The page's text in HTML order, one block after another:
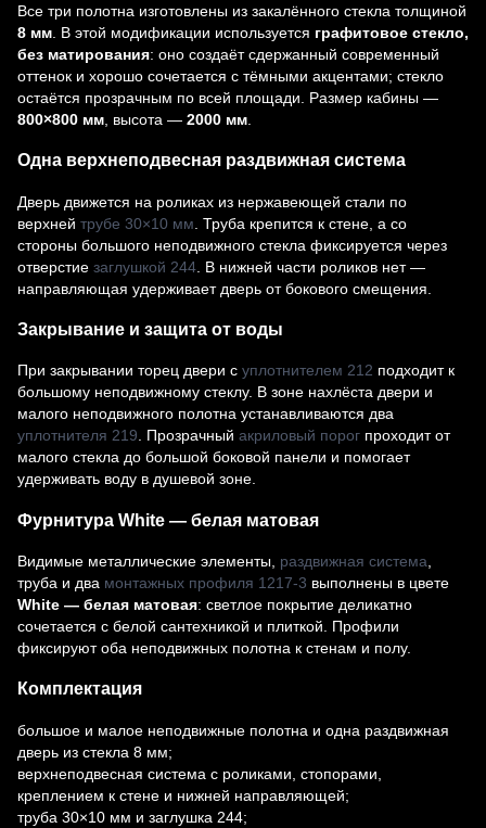
Все три полотна изготовлены из закалённого стекла толщиной
8 мм . В этой модификации используется графитовое стекло,
без матирования: оно создаёт сдержанный современный
оттенок и хорошо сочетается с тёмными акцентами; стекло
остаётся прозрачным по всей площади. Размер кабины —
800×800 мм , высота — 2000 мм
Одна верхнеподвесная раздвижная система
Дверь движется на роликах из нержавеющей стали по
верхней трубе 30×10 мм . Труба крепится к стене, а со
стороны большого неподвижного стекла фиксируется через
отверстие заглушкой 244 . В нижней части роликов нет —
направляющая удерживает дверь от бокового смещения.
Закрывание и защита от воды
При закрывании торец двери с уплотнителем 212 подходит к
большому неподвижному стеклу. В зоне нахлёста двери и
малого неподвижного полотна устанавливаются два
уплотнителя 219. Прозрачный акриловый порог проходит от
малого стекла до большой боковой панели и помогает
удерживать воду в душевой зоне.
Фурнитура White — белая матовая
Видимые металлические элементы, раздвижная система
труба и два монтажных профиля 1217-3 выполнены в цвете
White — белая матовая: светлое покрытие деликатно
сочетается с белой сантехникой и плиткой. Профили
фиксируют оба неподвижных полотна к стенам и полу.
Комплектация
большое и малое неподвижные полотна и одна раздвижная
дверь из стекла 8 мм;
верхнеподвесная система с роликами, стопорами,
креплением к стене и нижней направляющей;
труба 30×10 мм и заглушка 244;